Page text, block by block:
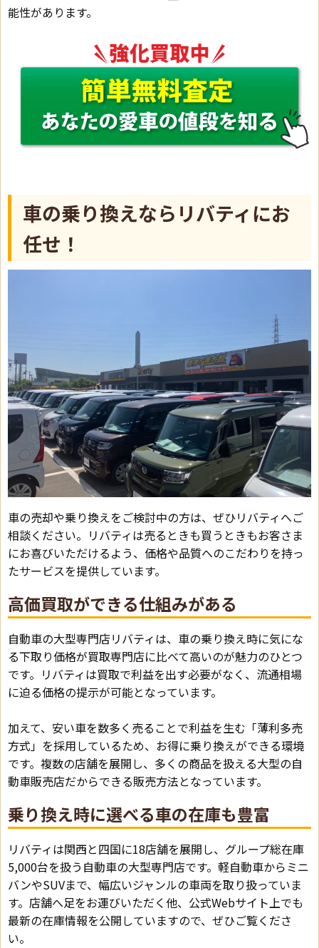
能性があります。
車の乗り換えならリバティにお
任せ！
車の売却や乗り換えをご検討中の方は、ぜひリバティへご
相談ください。リバティは売るときも買うときもお客さま
にお喜びいただけるよう、価格や品質へのこだわりを持っ
たサービスを提供しています。
高価買取ができる仕組みがある
自動車の大型専門店リバティは、車の乗り換え時に気にな
る下取り価格が買取専門店に比べて高いのが魅力のひとつ
です。リバティは買取で利益を出す必要がなく、流通相場
に迫る価格の提示が可能となっています。
加えて、安い車を数多く売ることで利益を生む「薄利多売
方式」を採用しているため、お得に乗り換えができる環境
です。複数の店舗を展開し、多くの商品を扱える大型の自
動車販売店だからできる販売方法となっています。
乗り換え時に選べる車の在庫も豊富
リバティは関西と四国に18店舗を展開し、グループ総在庫
5,000台を扱う自動車の大型専門店です。軽自動車からミニ
バンやSUVまで、幅広いジャンルの車両を取り扱っていま
す。店舗へ足をお運びいただく他、公式Webサイト上でも
最新の在庫情報を公開していますので、ぜひご覧くださ
い。